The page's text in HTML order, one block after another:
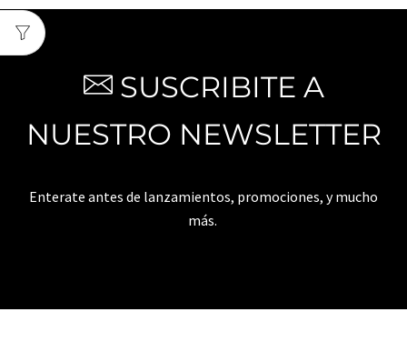
SUSCRIBITE A
NUESTRO NEWSLETTER
Enterate antes de lanzamientos, promociones, y mucho
más.